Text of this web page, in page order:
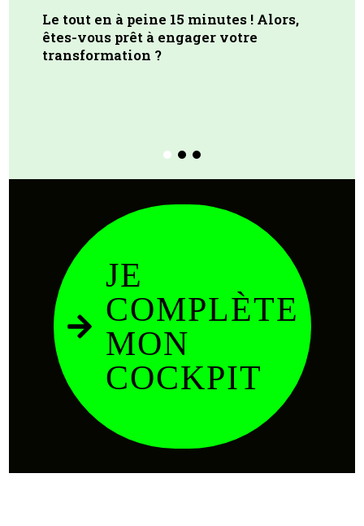
JE
COMPLÈTE
MON
COCKPIT
Le tout en à peine 15 minutes ! Alors,
êtes-vous prêt à engager votre
transformation ?